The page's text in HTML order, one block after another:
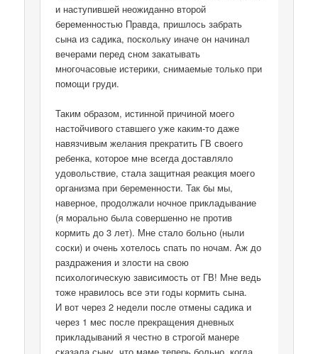
и наступившей неожиданно второй
беременностью Правда, пришлось забрать
сына из садика, поскольку иначе он начинал
вечерами перед сном закатывать
многочасовые истерики, снимаемые только при
помощи груди.
Таким образом, истинной причиной моего
настойчивого ставшего уже каким-то даже
навязчивым желания прекратить ГВ своего
ребенка, которое мне всегда доставляло
удовольствие, стала защитная реакция моего
организма при беременности. Так бы мы,
наверное, продолжали ночное прикладывание
(я морально была совершенно не против
кормить до 3 лет). Мне стало больно (ныли
соски) и очень хотелось спать по ночам. Аж до
раздражения и злости на свою
психологическую зависимость от ГВ! Мне ведь
тоже нравилось все эти годы кормить сына.
И вот через 2 недели после отмены садика и
через 1 мес после прекращения дневных
прикладываний я честно в строгой манере